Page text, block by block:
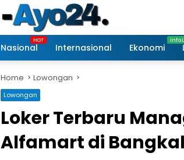
Nasional Internasional Ekonomi
Home Lowongan
Lowongan
Loker Terbaru
Alfamart di